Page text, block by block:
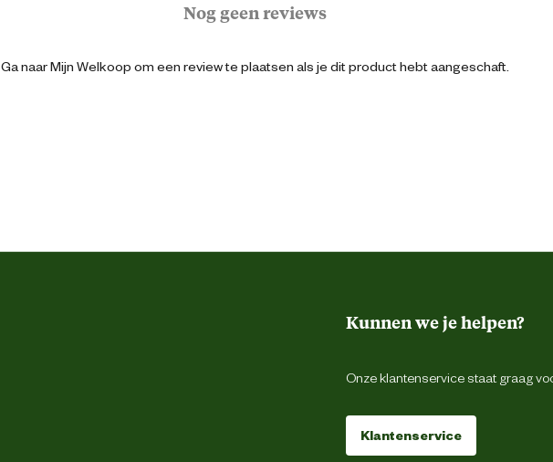
Nog geen reviews
Ga naar Mijn Welkoop om een review te plaatsen als je dit product hebt aangeschaft.
Kunnen we je helpen?
Onze klantenservice staat graag
Klantenservice